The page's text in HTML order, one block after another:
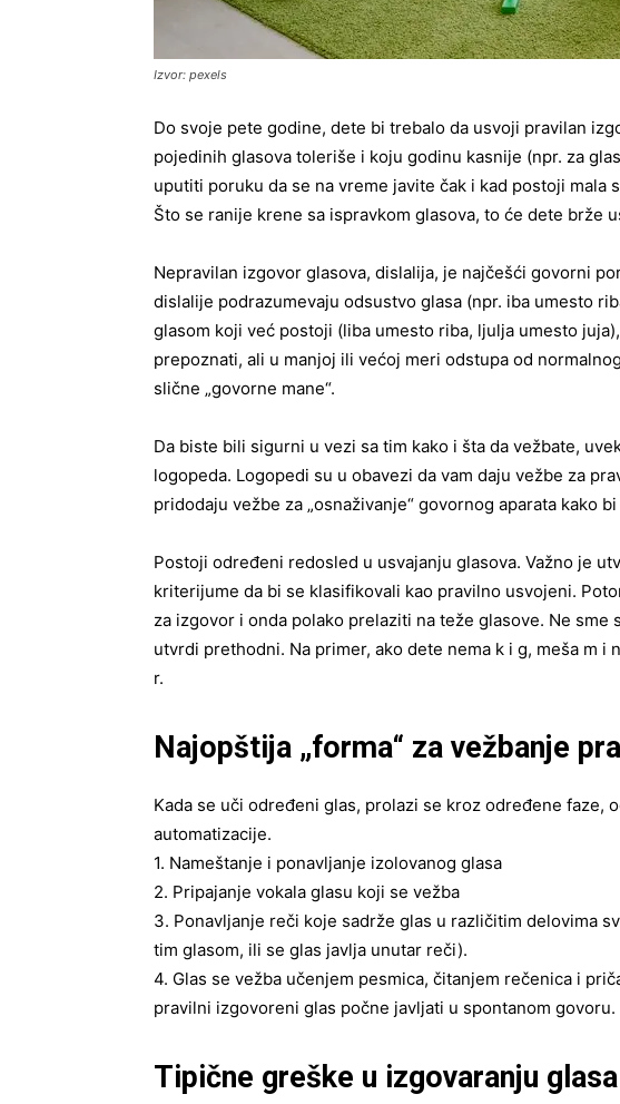
Izvor: pexels
Do svoje pete godine, dete bi trebalo da usvoji pravilan
pojedinih glasova toleriše i koju godinu kasnije (npr. za
uputiti poruku da se na vreme javite čak i kad postoji mala
Što se ranije krene sa ispravkom glasova, to će dete brže
Nepravilan izgovor glasova, dislalija, je najčešći govorni
dislalije podrazumevaju odsustvo glasa (npr. iba umesto
glasom koji već postoji (liba umesto riba, ljulja umesto
prepoznati, ali u manjoj ili većoj meri odstupa od
slične „govorne mane“.
Da biste bili sigurni u vezi sa tim kako i šta da vežbate,
logopeda. Logopedi su u obavezi da vam daju vežbe za
pridodaju vežbe za „osnaživanje“ govornog aparata kako
Postoji određeni redosled u usvajanju glasova. Važno je
kriterijume da bi se klasifikovali kao pravilno usvojeni.
za izgovor i onda polako prelaziti na teže glasove. Ne sme
utvrdi prethodni. Na primer, ako dete nema k i g, meša m i
r.
Najopštija „forma“ za vežbanje
Kada se uči određeni glas, prolazi se kroz određene faze,
automatizacije.
1. Nameštanje i ponavljanje izolovanog glasa
2. Pripajanje vokala glasu koji se vežba
3. Ponavljanje reči koje sadrže glas u različitim delovima
tim glasom, ili se glas javlja unutar reči).
4. Glas se vežba učenjem pesmica, čitanjem rečenica i
pravilni izgovoreni glas počne javljati u spontanom govoru.
Tipične greške u izgovaranju